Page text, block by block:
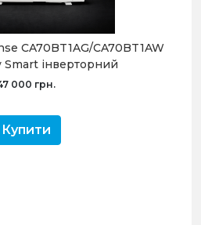
CA70BT1AG/CA70BT1AW
Smart інверторний
000 грн.
Купити